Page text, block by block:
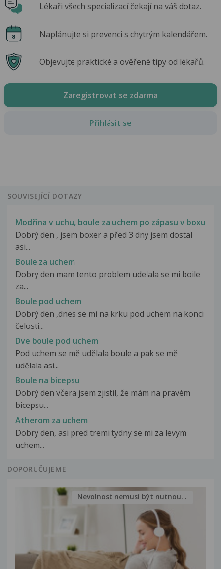
Lékaři všech specializací čekají na váš dotaz.
Naplánujte si prevenci s chytrým kalendářem.
Objevujte praktické a ověřené tipy od lékařů.
Zaregistrovat se zdarma
Přihlásit se
SOUVISEJÍCÍ DOTAZY
Modřina v uchu, boule za uchem po zápasu v boxu
Dobrý den , jsem boxer a před 3 dny jsem dostal
asi...
Boule za uchem
Dobry den mam tento problem udelala se mi boile
za...
Boule pod uchem
Dobrý den ,dnes se mi na krku pod uchem na konci
čelosti...
Dve boule pod uchem
Pod uchem se mě udělala boule a pak se mě
udělala asi...
Boule na bicepsu
Dobrý den včera jsem zjistil, že mám na pravém
bicepsu...
Atherom za uchem
Dobry den, asi pred tremi tydny se mi za levym
uchem...
DOPORUČUJEME
Nevolnost nemusí být nutnou...